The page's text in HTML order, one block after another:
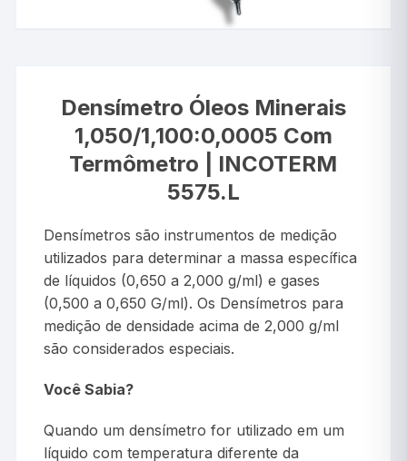
Densímetro Óleos Minerais
1,050/1,100:0,0005 Com
Termômetro | INCOTERM
5575.L
Densímetros são instrumentos de medição
utilizados para determinar a massa específica
de líquidos (0,650 a 2,000 g/ml) e gases
(0,500 a 0,650 G/ml). Os Densímetros para
medição de densidade acima de 2,000 g/ml
são considerados especiais.
Você Sabia?
Quando um densímetro for utilizado em um
líquido com temperatura diferente da